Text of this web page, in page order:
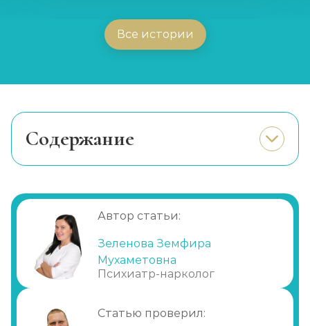
Все истории
Cодержание
Прогрессирование
Возможные осложнения
Диагностика
Лечение абулии
Автор статьи:
Зеленова Земфира
Мухаметовна
Психиатр-нарколог
Статью проверил: